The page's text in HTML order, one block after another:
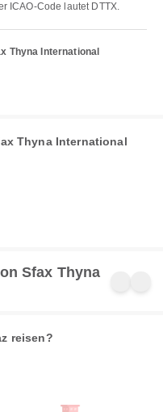
ICAO-Code lautet DTTX.
Thyna International
Thyna International
Sfax Thyna
reisen?